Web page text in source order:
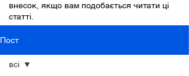
внесок, якщо вам подобається читати ці
статті.
Пост
всі